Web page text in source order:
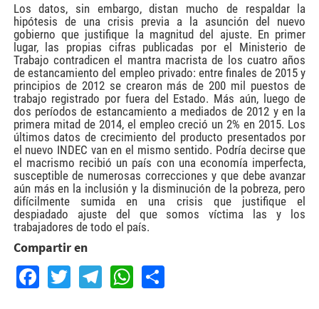
Los datos, sin embargo, distan mucho de respaldar la
hipótesis de una crisis previa a la asunción del nuevo
gobierno que justifique la magnitud del ajuste. En primer
lugar, las propias cifras publicadas por el Ministerio de
Trabajo contradicen el mantra macrista de los cuatro años
de estancamiento del empleo privado: entre finales de 2015 y
principios de 2012 se crearon más de 200 mil puestos de
trabajo registrado por fuera del Estado. Más aún, luego de
dos períodos de estancamiento a mediados de 2012 y en la
primera mitad de 2014, el empleo creció un 2% en 2015. Los
últimos datos de crecimiento del producto presentados por
el nuevo INDEC van en el mismo sentido. Podría decirse que
el macrismo recibió un país con una economía imperfecta,
susceptible de numerosas correcciones y que debe avanzar
aún más en la inclusión y la disminución de la pobreza, pero
difícilmente sumida en una crisis que justifique el
despiadado ajuste del que somos víctima las y los
trabajadores de todo el país.
Compartir en
Facebook
TwitterTelegram
WhatsApp
Share